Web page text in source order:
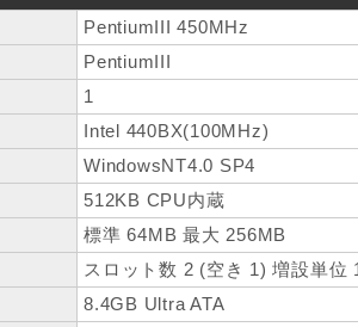
PentiumIII 450MHz
PentiumIII
1
Intel 440BX(100MHz)
WindowsNT4.0 SP4
512KB CPU内蔵
標準 64MB 最大 256MB
スロット数 2 (空き 1) 増設単
8.4GB Ultra ATA